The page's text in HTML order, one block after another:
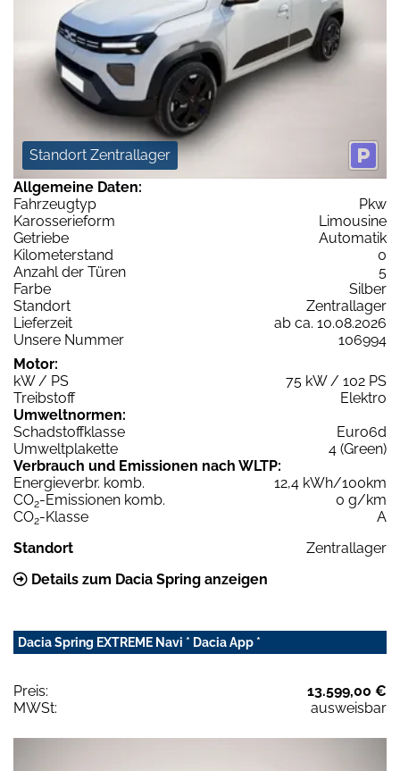
Standort Zentrallager
Allgemeine Daten:
Fahrzeugtyp
Pkw
Karosserieform
Limousine
Getriebe
Automatik
Kilometerstand
0
Anzahl der Türen
5
Farbe
Silber
Standort
Zentrallager
Lieferzeit
ab ca. 10.08.2026
Unsere Nummer
106994
Motor:
kW / PS
75 kW / 102 PS
Treibstoff
Elektro
Umweltnormen:
Schadstoffklasse
Euro6d
Umweltplakette
4 (Green)
Verbrauch und Emissionen nach WLTP:
Energieverbr. komb.
12,4 kWh/100km
CO2-Emissionen komb.
0 g/km
CO2-Klasse
A
Standort
Zentrallager
Details zum Dacia Spring anzeigen
Dacia Spring EXTREME Navi * Dacia App *
Preis:
13.599,00 €
MWSt:
ausweisbar